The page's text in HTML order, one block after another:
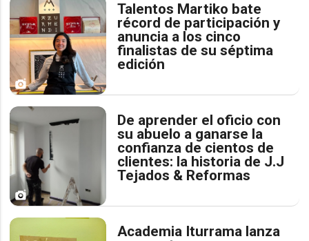
Talentos Martiko bate
récord de participación y
anuncia a los cinco
finalistas de su séptima
edición
De aprender el oficio con
su abuelo a ganarse la
confianza de cientos de
clientes: la historia de J.J
Tejados & Reformas
Academia Iturrama lanza